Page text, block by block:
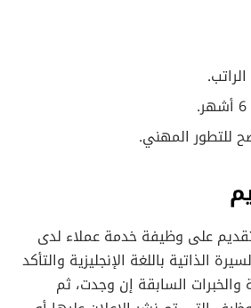
للتطور المهني.
على وظيفة خدمة عملاء لدى
الذاتية باللغة الإنجليزية والتأكد
والخبرات السابقة إن وجدت، ثم